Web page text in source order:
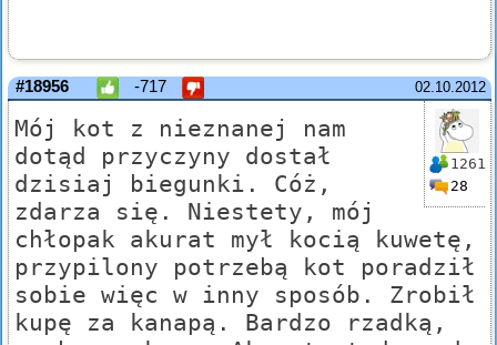
02.10.2012
#18956 -717
1261
28
Mój kot z nieznanej nam
dotąd przyczyny dostał
dzisiaj biegunki. Cóż,
zdarza się. Niestety, mój
chłopak akurat mył kocią kuwetę,
przypilony potrzebą kot poradził
sobie więc w inny sposób. Zrobił
kupę za kanapą. Bardzo rzadką,